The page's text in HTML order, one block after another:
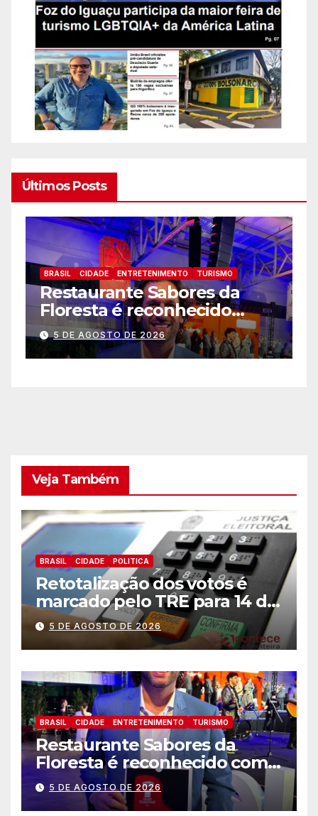
Últimos Posts
BRASIL CIDADE ENTRETENIMENTO TURISMO
Zoo Park Foz registra o
melhor mês dede sua
inauguração
5 DE AGOSTO DE 2026
Veja Também
BRASIL CIDADE POLITICA
Retotalização dos votos é
marcado pelo TRE para 14 de
agosto
5 DE AGOSTO DE 2026
BRASIL CIDADE ENTRETENIMENTO TURISMO
Restaurante Sabores da
Floresta é reconhecido como
um dos Lugares Imperdíveis
de Foz do Iguaçu
5 DE AGOSTO DE 2026